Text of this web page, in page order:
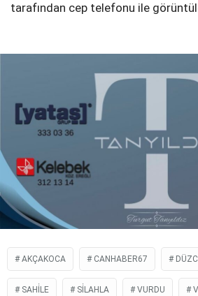
tarafından cep telefonu ile
AKÇAKOCA CANHABER67
SAHİLE SİLAHLA VURDU